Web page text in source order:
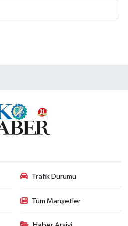
Trafik Durumu
Tüm Manşetler